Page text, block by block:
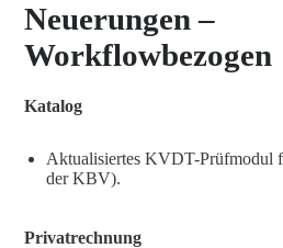
Neuerungen –
Workflowbezogen
Katalog
Aktualisiertes KVDT-Prüfmodul
der KBV).
Privatrechnung